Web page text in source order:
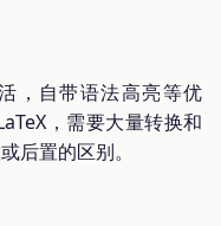
，自带语法高亮等优
，需要大量转换和
后置的区别。